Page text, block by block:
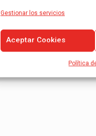
Gestionar los servicios
Aceptar Cookies
Política